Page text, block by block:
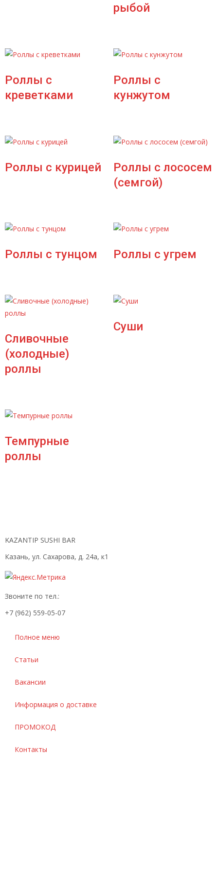
рыбой
Роллы с
креветками
Роллы с
кунжутом
Роллы с курицей
Роллы с лососем
(семгой)
Роллы с тунцом Роллы с угрем
Сливочные
(холодные)
роллы
Суши
Темпурные
роллы
KAZANTIP SUSHI BAR
Казань, ул. Сахарова, д. 24а, к1
Звоните по тел.:
+7 (962) 559-05-07
Полное меню
Статьи
Вакансии
Информация о доставке
ПРОМОКОД
Контакты